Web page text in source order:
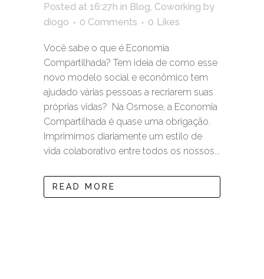
Posted at 16:27h in Blog, Coworking by
diogo
0 Comments 0 Likes
Você sabe o que é Economia
Compartilhada? Tem ideia de como esse
novo modelo social e econômico tem
ajudado várias pessoas a recriarem suas
próprias vidas? Na Osmose, a Economia
Compartilhada é quase uma obrigação.
Imprimimos diariamente um estilo de
vida colaborativo entre todos os nossos...
READ MORE